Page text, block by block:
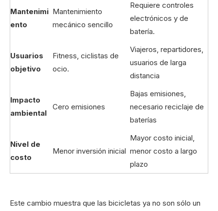
Mantenimi
ento
Mantenimiento
mecánico sencillo
Requiere controles
electrónicos y de
batería.
Usuarios
objetivo
Fitness, ciclistas de
ocio.
Viajeros, repartidores,
usuarios de larga
distancia
Impacto
ambiental
Cero emisiones
Bajas emisiones,
necesario reciclaje de
baterías
Nivel de
costo
Menor inversión inicial
Mayor costo inicial,
menor costo a largo
plazo
Este cambio muestra que las bicicletas ya no son sólo un